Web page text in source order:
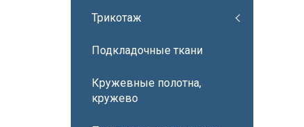
Трикотаж
Подкладочные ткани
Кружевные полотна,
кружево